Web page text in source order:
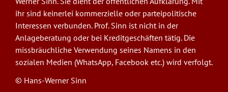
ihr sind keinerlei kommerzielle oder parteipolitische
Interessen verbunden. Prof. Sinn ist nicht in der
Anlageberatung oder bei Kreditgeschäften tätig. Die
missbräuchliche Verwendung seines Namens in den
sozialen Medien (WhatsApp, Facebook etc.) wird verfolgt.
© Hans-Werner Sinn